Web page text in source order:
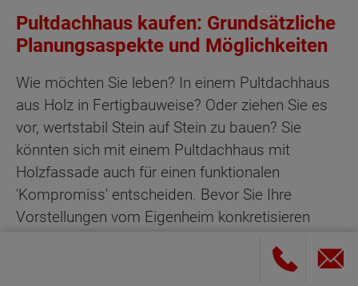
Pultdachhaus kaufen: Grundsätzliche
Planungsaspekte und Möglichkeiten
Wie möchten Sie leben? In einem Pultdachhaus
aus Holz in Fertigbauweise? Oder ziehen Sie es
vor, wertstabil Stein auf Stein zu bauen? Sie
könnten sich mit einem Pultdachhaus mit
Holzfassade auch für einen funktionalen
'Kompromiss' entscheiden. Bevor Sie Ihre
Vorstellungen vom Eigenheim konkretisieren